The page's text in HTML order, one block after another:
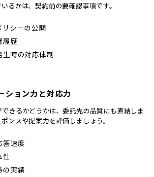
るかは、契約前の要確認事項です。
シーの公開
履歴
時の対応体制
ション力と対応力
きるかどうかは、委託先の品質にも直結しま
ンスや提案力を評価しましょう。
答速度
性
の実績